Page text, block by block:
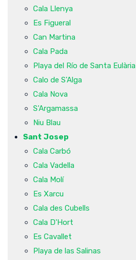
Cala Llenya
Es Figueral
Can Martina
Cala Pada
Playa del Río de Santa Eulària
Calo de S'Alga
Cala Nova
S'Argamassa
Niu Blau
Sant Josep
Cala Carbó
Cala Vadella
Cala Molí
Es Xarcu
Cala des Cubells
Cala D'Hort
Es Cavallet
Playa de las Salinas